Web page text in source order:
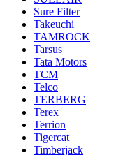
Sure Filter
Takeuchi
TAMROCK
Tarsus
Tata Motors
TCM
Telco
TERBERG
Terex
Terrion
Tigercat
Timberjack